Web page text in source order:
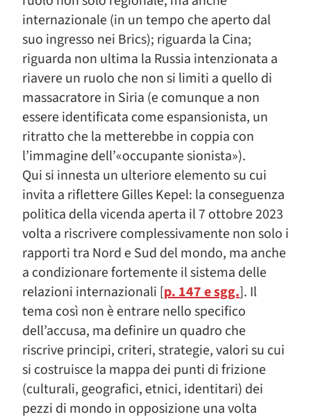
internazionale (in un tempo che aperto dal
suo ingresso nei Brics); riguarda la Cina;
riguarda non ultima la Russia intenzionata a
riavere un ruolo che non si limiti a quello di
massacratore in Siria (e comunque a non
essere identificata come espansionista, un
ritratto che la metterebbe in coppia con
l’immagine dell’«occupante sionista»).
Qui si innesta un ulteriore elemento su cui
invita a riflettere Gilles Kepel: la conseguenza
politica della vicenda aperta il 7 ottobre 2023
volta a riscrivere complessivamente non solo i
rapporti tra Nord e Sud del mondo, ma anche
a condizionare fortemente il sistema delle
relazioni internazionali [p. 147 e sgg.]. Il
tema così non è entrare nello specifico
dell’accusa, ma definire un quadro che
riscrive principi, criteri, strategie, valori su cui
si costruisce la mappa dei punti di frizione
(culturali, geografici, etnici, identitari) dei
pezzi di mondo in opposizione una volta